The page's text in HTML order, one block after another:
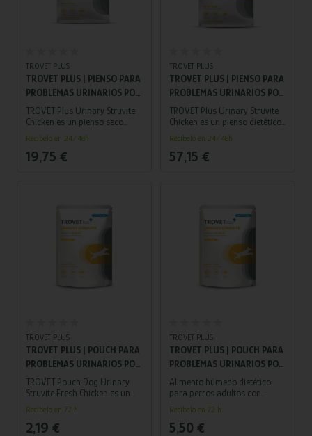
TROVET PLUS
TROVET PLUS | PIENSO PARA
PROBLEMAS URINARIOS POR
ESTRUVITA PARA PERRO
ADULTO | POLLO 3 KG
TROVET Plus Urinary Struvite
Chicken es un pienso seco
para perros adultos que
ayuda a disolver y prevenir los
cálculos urinarios de
estruvita, favoreciendo una
Recíbelo en 24/48h
19,75 €
TROVET PLUS
TROVET PLUS | PIENSO PARA
PROBLEMAS URINARIOS POR
ESTRUVITA PARA PERRO
ADULTO | POLLO 10 KG
TROVET Plus Urinary Struvite
Chicken es un pienso dietético
para perros adultos,
formulado para prevenir y
controlar la formación de
cálculos urinarios de estruvita.
Recíbelo en 24/48h
57,15 €
TROVET PLUS
TROVET PLUS | POUCH PARA
PROBLEMAS URINARIOS POR
ESTRUVITA PARA PERRO |
POLLO FRESCO 100 G
TROVET Pouch Dog Urinary
Struvite Fresh Chicken es un
alimento húmedo completo
para perros adultos que
ayuda a prevenir y controlar
Recíbelo en 72 h.
2,19 €
TROVET PLUS
TROVET PLUS | POUCH PARA
PROBLEMAS URINARIOS POR
ESTRUVITA PARA PERRO |
POLLO FRESCO 300 G
Alimento húmedo dietético
para perros adultos con
problemas urinarios,
diseñado para disolver y
prevenir la formación de
Recíbelo en 72 h.
5,50 €